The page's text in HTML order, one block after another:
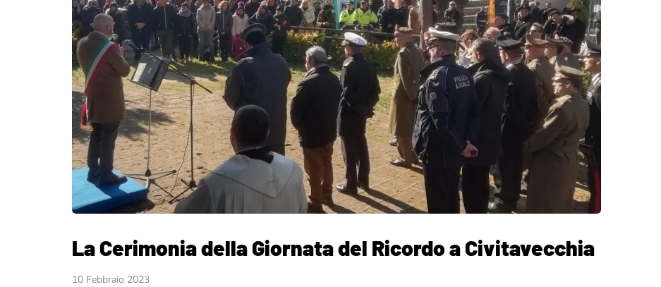
La Cerimonia della Giornata del Ricordo a Civitavecchia
10 Febbraio 2023